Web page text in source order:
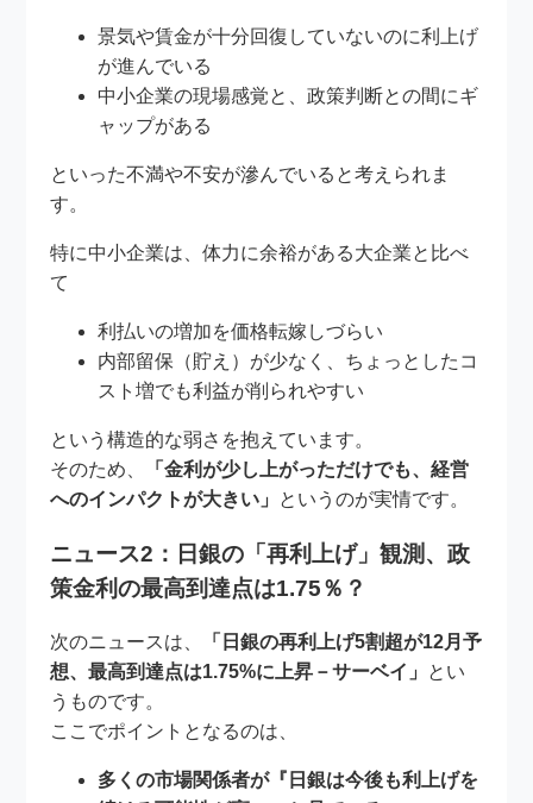
景気や賃金が十分回復していないのに利上げ
が進んでいる
中小企業の現場感覚と、政策判断との間にギ
ャップがある
といった不満や不安が滲んでいると考えられま
す。
特に中小企業は、体力に余裕がある大企業と比べ
て
利払いの増加を価格転嫁しづらい
内部留保（貯え）が少なく、ちょっとしたコ
スト増でも利益が削られやすい
という構造的な弱さを抱えています。
そのため、
「金利が少し上がっただけでも、経営
へのインパクトが大きい」 というのが実情です。
ニュース2：日銀の「再利上げ」観測、政
策金利の最高到達点は1.75％？
次のニュースは、
「日銀の再利上げ5割超が12月予
想、最高到達点は1.75%に上昇－サーベイ」 とい
うものです。
ここでポイントとなるのは、
多くの市場関係者が『日銀は今後も利上げを